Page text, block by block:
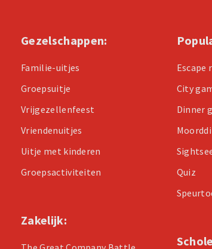
Gezelschappen:
Familie-uitjes
Groepsuitje
Vrijgezellenfeest
Vriendenuitjes
Uitje met kinderen
Groepsactiviteiten
Zakelijk:
Escape
City
Dinner
Quiz